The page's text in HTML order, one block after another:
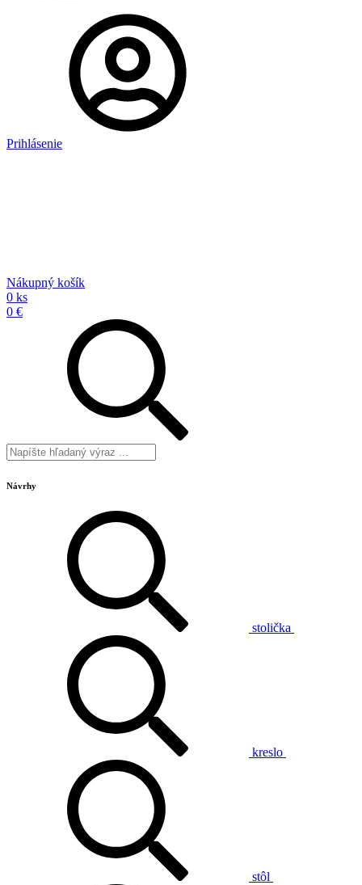
Prihlásenie
Nákupný košík
0 ks
0 €
Návrhy
stolička
kreslo
stôl